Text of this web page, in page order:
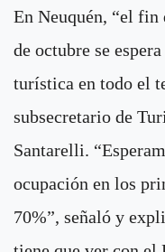
En Neuquén, “el fin
de octubre se
turística en todo el
subsecretario de
Santarelli.
ocupación en los
70%”, señaló y